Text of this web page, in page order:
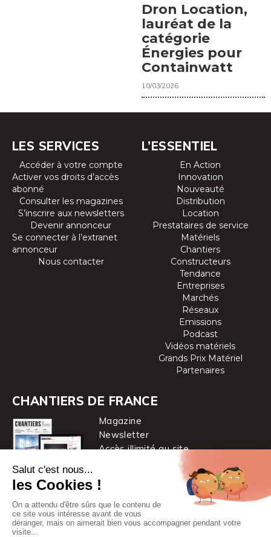
Dron Location,
lauréat de la
catégorie
Énergies pour
Containwatt
10/03/2026
LES SERVICES
Accéder à votre compte
Activer vos droits d’accès
abonné
Consulter les magazines
S’inscrire aux newsletters
Devenir annonceur
Se connecter à l’extranet
annonceur
Nous contacter
L’ESSENTIEL
En Action
Innovation
Nouveauté
Distribution
Location
Prestataires de service
Matériels
Chantiers
Constructeurs
Tendance
Entreprises
Marchés
Réseaux
Emissions
Podcast
Vidéos matériels
Grands Prix Matériel
Partenaires
CHANTIERS DE FRANCE
Magazine
Newsletter
Accès illimité au site